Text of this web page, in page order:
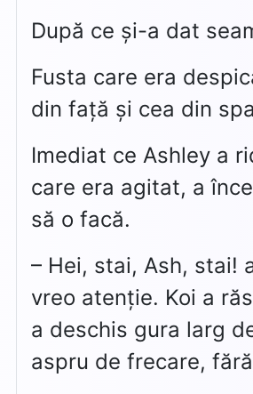
După ce și-a dat
Fusta care era
din față și cea din
Imediat ce Ashley a
care era agitat, a
să o facă.
– Hei, stai, Ash, stai!
vreo atenție. Koi a
a deschis gura larg
aspru de frecare,